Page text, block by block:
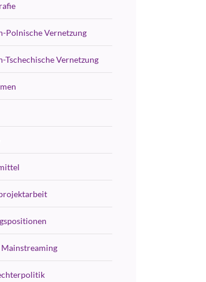
Polnische Vernetzung
Tschechische Vernetzung
Mainstreaming